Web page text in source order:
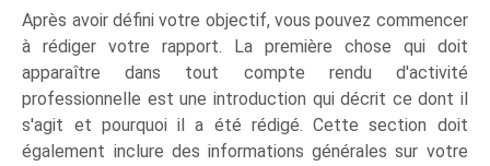
Après avoir défini votre objectif, vous pouvez commencer
à rédiger votre rapport. La première chose qui doit
apparaître dans tout compte rendu d'activité
professionnelle est une introduction qui décrit ce dont il
s'agit et pourquoi il a été rédigé. Cette section doit
également inclure des informations générales sur votre